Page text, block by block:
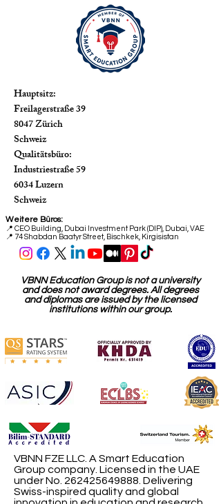
Hauptsitz:
Freilagerstraße 39
8047 Zürich
Schweiz
Qualitätsbüro:
Industriestraße 59
6034 Luzern
Schweiz
Weitere Büros:
📍 CEO Building, Dubai Investment Park (DIP), Dubai, VAE
📍 74 Shabdan Baatyr Street, Bischkek, Kirgisistan
VBNN Education Group is not a university
and does not award degrees. All degrees
and diplomas are issued by the licensed
institutions within our group.
VBNN FZE LLC. A Smart Education
Group company. Licensed in the UAE
under No. 262425649888. Delivering
Swiss-inspired quality and global